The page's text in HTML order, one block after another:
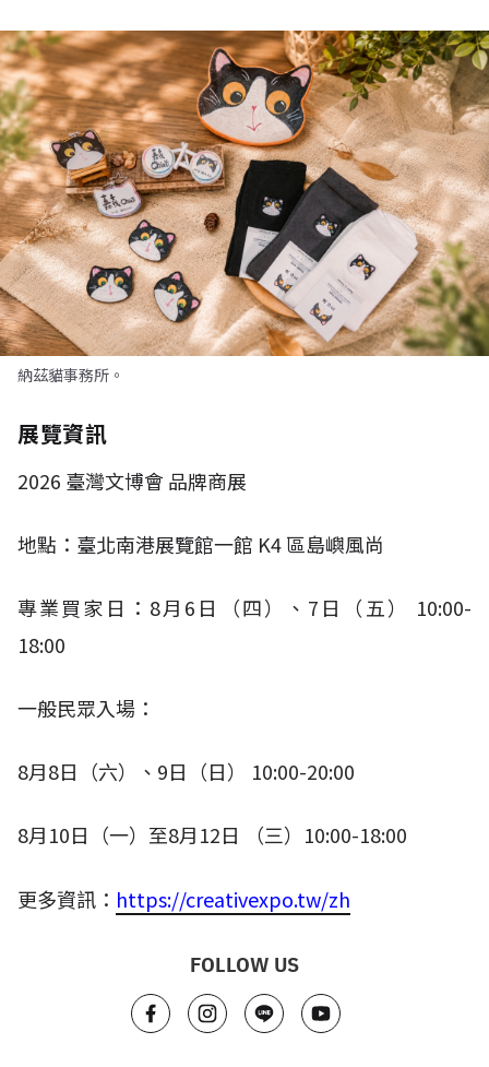
納茲貓事務所。
展覽資訊
2026 臺灣文博會 品牌商展
地點：臺北南港展覽館一館 K4區島嶼風尚
專業買家日： 8月 6 日（四）、 7 日（五）
10:00-
18:00​
一般民眾入場：
8月8日（六）、 9日（日） 10:00-20:00
8月10日（一）至8月12日 （三） 10:00-18:00
更多資訊： https://creativexpo.tw/zh
FOLLOW US